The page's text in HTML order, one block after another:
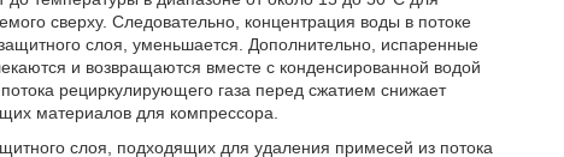
сверху. Следовательно, концентрация воды в потоке
слоя, уменьшается. Дополнительно, испаренные
и возвращаются вместе с конденсированной водой
рециркулирующего газа перед сжатием снижает
материалов для компрессора.
слоя, подходящих для удаления примесей из потока